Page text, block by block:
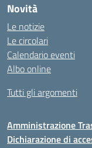
Novità
Le notizie
Le circolari
Calendario eventi
Albo online
Tutti gli argomenti
Amministrazione
Dichiarazione di